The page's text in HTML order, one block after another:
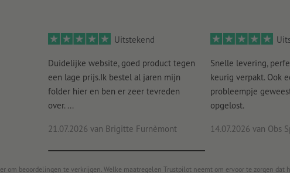
Uitstekend
Duidelijke website, goed product tegen
een lage prijs.Ik bestel al jaren mijn
folder hier en ben er zeer tevreden
over. ...
21.07.2026 van Brigitte Furnèmont
Snelle levering,
keurig verpakt. Ook
probleempje
opgelost.
14.07.2026 van Obs
beoordelingen te verkrijgen. Welke maatregelen Trustpilot neemt om ervoor te zorgen dat